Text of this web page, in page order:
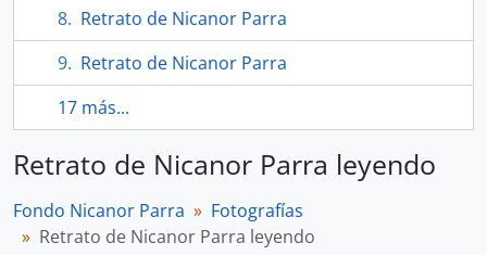
Retrato de Nicanor Parra
Retrato de Nicanor Parra
17 más...
Retrato de Nicanor Parra leyendo
Fondo Nicanor Parra
Fotografías
Retrato de Nicanor Parra leyendo